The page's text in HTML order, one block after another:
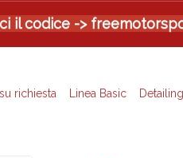
il codice ->
richiesta Linea Basic Detailing